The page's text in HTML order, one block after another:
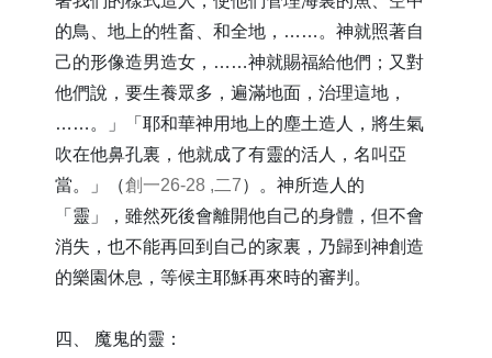
的鳥、地上的牲畜、和全地，……。神就照著自
己的形像造男造女，……神就賜福給他們；又對
他們說，要生養眾多，遍滿地面，治理這地，
……。」「耶和華神用地上的塵土造人，將生氣
吹在他鼻孔裏，他就成了有靈的活人，名叫亞
當。」（創一26-28 ,二7）。神所造人的
「靈」，雖然死後會離開他自己的身體，但不會
消失，也不能再回到自己的家裏，乃歸到神創造
的樂園休息，等候主耶穌再來時的審判。
四、 魔鬼的靈：